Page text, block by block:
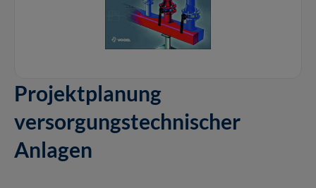
Projektplanung
versorgungstechnischer
Anlagen